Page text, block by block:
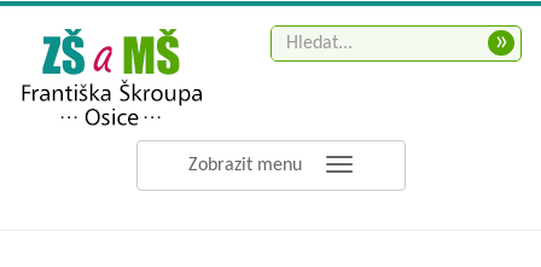
Zobrazit menu
»